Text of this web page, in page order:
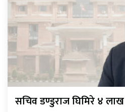
सचिव डण्डुराज घिमिरे ४ लाख